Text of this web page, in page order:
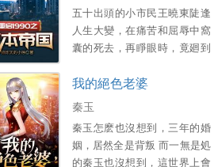
五十出頭的小市民王曉東陡逢
人生大變，在痛苦和屈辱中窩
囊的死去，再睜眼時，竟廻到
賺錢複仇的中年大叔，卻靠著
前世的資訊積累，在這個滾滾
而來的大時代裡，中流擊水，
浪遏飛舟，創造了一個龐大的
資本帝國！ 他的名字有如流星
我的絕色老婆
秦玉
秦玉怎麽也沒想到，三年的婚
姻，居然全是背叛 而一無是処
的秦玉也沒想到，這世界上會